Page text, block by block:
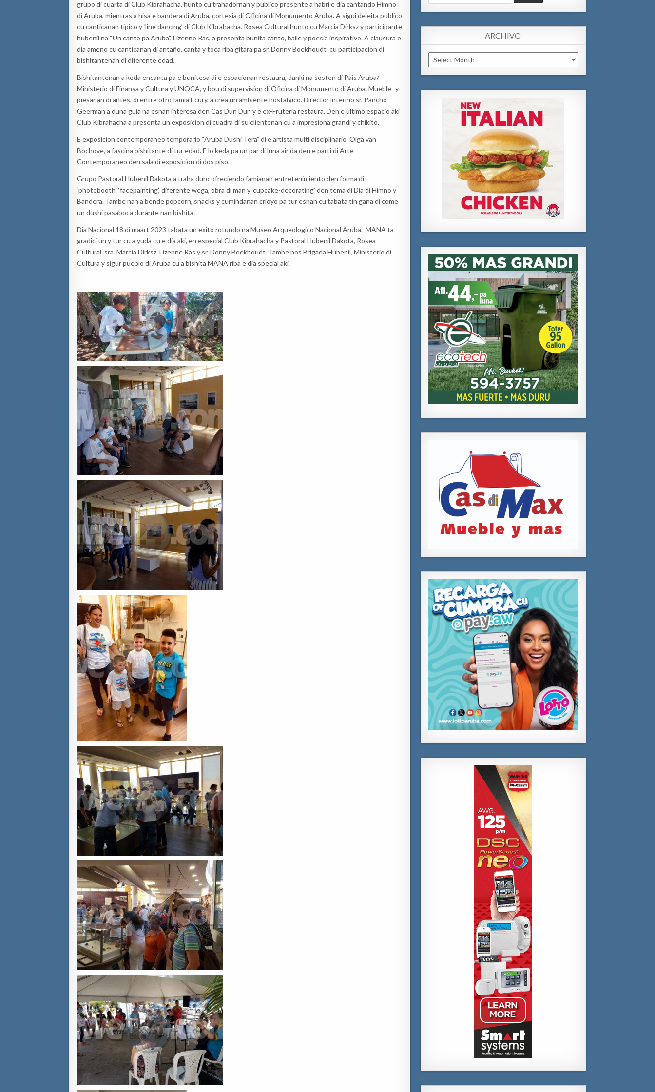
grupo di cuarta di Club Kibrahacha, hunto cu trahadornan y publico presente a habri e dia cantando Himno
di Aruba, mientras a hisa e bandera di Aruba, cortesia di Oficina di Monumento Aruba. A sigui deleita publico
cu canticanan tipico y ‘line dancing’ di Club Kibrahacha. Rosea Cultural hunto cu Marcia Dirksz y participante
hubenil na “Un canto pa Aruba”, Lizenne Ras, a presenta bunita canto, baile y poesia inspirativo. A clausura e
dia ameno cu canticanan di antaño, canta y toca riba gitara pa sr. Donny Boekhoudt, cu participacion di
bishitantenan di diferente edad.
Bishitantenan a keda encanta pa e bunitesa di e espacionan restaura, danki na sosten di Pais Aruba/
Ministerio di Finansa y Cultura y UNOCA, y bou di supervision di Oficina di Monumento di Aruba. Mueble- y
piesanan di antes, di entre otro famia Ecury, a crea un ambiente nostalgico. Director interino sr. Pancho
Geerman a duna guia na esnan interesa den Cas Dun Dun y e ex-Fruteria restaura. Den e ultimo espacio aki
Club Kibrahacha a presenta un exposicion di cuadra di su clientenan cu a impresiona grandi y chikito.
E exposicion contemporaneo temporario “Aruba Dushi Tera” di e artista multi disciplinario, Olga van
Bochove, a fascina bishitante di tur edad. E lo keda pa un par di luna ainda den e parti di Arte
Contemporaneo den sala di exposicion di dos piso.
Grupo Pastoral Hubenil Dakota a traha duro ofreciendo famianan entretenimiento den forma di
‘photobooth’, ‘facepainting’, diferente wega, obra di man y ‘cupcake-decorating’ den tema di Dia di Himno y
Bandera. Tambe nan a bende popcorn, snacks y cumindanan crioyo pa tur esnan cu tabata tin gana di come
un dushi pasaboca durante nan bishita.
Dia Nacional 18 di maart 2023 tabata un exito rotundo na Museo Arqueologico Nacional Aruba. MANA ta
gradici un y tur cu a yuda cu e dia aki, en especial Club Kibrahacha y Pastoral Hubenil Dakota, Rosea
Cultural, sra. Marcia Dirksz, Lizenne Ras y sr. Donny Boekhoudt. Tambe nos Brigada Hubenil, Ministerio di
Cultura y sigur pueblo di Aruba cu a bishita MANA riba e dia special aki.
for:
ARCHIVO
Archivo